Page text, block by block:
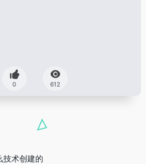
0 612
技术创建的